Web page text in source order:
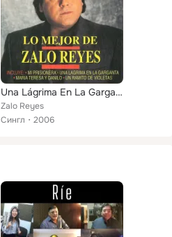
Una Lágrima En La Garganta
Zalo Reyes
Сингл
2006